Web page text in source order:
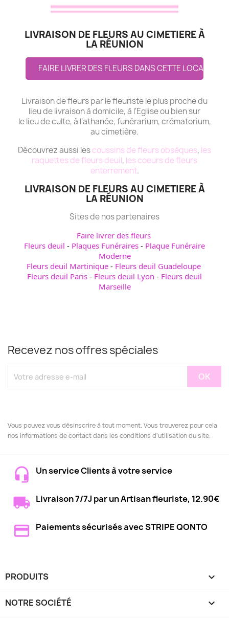
LIVRAISON DE FLEURS AU CIMETIERE À
LA RÉUNION
FAIRE LIVRER DES FLEURS DANS CETTE LOCALITE
Livraison de fleurs par le fleuriste le plus proche du
lieu de livraison à domicile, à l'Eglise ou bien sur
le lieu de culte, à l'athanée, funérarium, crématorium,
au cimetière.
Découvrez aussi lescoussins de fleurs obsèques, les
raquettes de fleurs deuil, les coeurs de fleurs
enterrement.
LIVRAISON DE FLEURS AU CIMETIERE À
LA RÉUNION
Sites de nos partenaires
Faire livrer des fleurs
Fleurs deuil - Plaques Funéraires - Plaque Funéraire
Moderne
Fleurs deuil Martinique- Fleurs deuil Guadeloupe
Fleurs deuil Paris - Fleurs deuil Lyon - Fleurs deuil
Marseille
Recevez nos offres spéciales
Vous pouvez vous désinscrire à tout moment. Vous trouverez pour cela
nos informations de contact dans les conditions d'utilisation du site.
Un service Clients à votre service
Livraison 7/7J par un Artisan fleuriste, 12.90€
Paiements sécurisés avec STRIPE QONTO
PRODUITS 
NOTRE SOCIÉTÉ 